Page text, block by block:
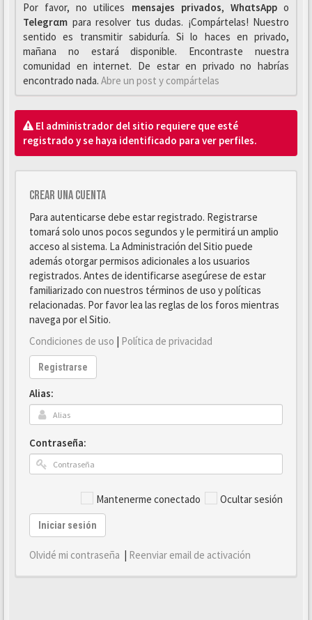
Por favor, no utilices mensajes privados, WhαtsAppo
Telegrαm para resolver tus dudas. ¡Compártelas! Nuestro
sentido es transmitir sabiduría. Si lo haces en privado,
mañana no estará disponible. Encontraste nuestra
comunidad en internet. De estar en privado no habrías
encontrado nada. Abre un post y compártelas
El administrador del sitio requiere que esté
registrado y se haya identificado para ver perfiles.
Crear una cuenta
Para autenticarse debe estar registrado. Registrarse
tomará solo unos pocos segundos y le permitirá un amplio
acceso al sistema. La Administración del Sitio puede
además otorgar permisos adicionales a los usuarios
registrados. Antes de identificarse asegúrese de estar
familiarizado con nuestros términos de uso y políticas
relacionadas. Por favor lea las reglas de los foros mientras
navega por el Sitio.
Condiciones de uso | Política de privacidad
Registrarse
Alias:
Contraseña:
Mantenerme conectado Ocultar sesión
Iniciar sesión
Olvidé mi contraseña | Reenviar email de activación